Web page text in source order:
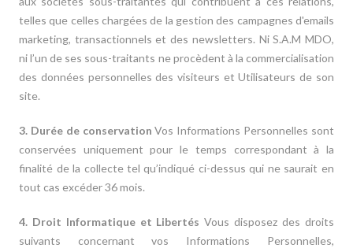
telles que celles chargées de la gestion des campagnes d'emails
marketing, transactionnels et des newsletters. Ni S.A.M MDO,
ni l’un de ses sous-traitants ne procèdent à la commercialisation
des données personnelles des visiteurs et Utilisateurs de son
site.
3. Durée de conservation Vos Informations Personnelles sont
conservées uniquement pour le temps correspondant à la
finalité de la collecte tel qu’indiqué ci-dessus qui ne saurait en
tout cas excéder 36 mois.
4. Droit Informatique et Libertés Vous disposez des droits
suivants concernant vos Informations Personnelles,